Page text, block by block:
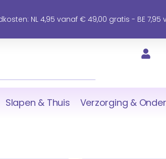
NL 4,95 vanaf € 49,00 gratis - BE
Slapen & Thuis Verzorging &